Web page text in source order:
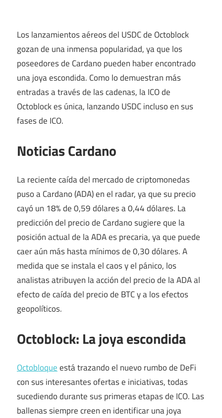
Los lanzamientos aéreos del USDC de Octoblock
gozan de una inmensa popularidad, ya que los
poseedores de Cardano pueden haber encontrado
una joya escondida. Como lo demuestran más
entradas a través de las cadenas, la ICO de
Octoblock es única, lanzando USDC incluso en sus
fases de ICO.
Noticias Cardano
La reciente caída del mercado de criptomonedas
puso a Cardano (ADA) en el radar, ya que su precio
cayó un 18% de 0,59 dólares a 0,44 dólares. La
predicción del precio de Cardano sugiere que la
posición actual de la ADA es precaria, ya que puede
caer aún más hasta mínimos de 0,30 dólares. A
medida que se instala el caos y el pánico, los
analistas atribuyen la acción del precio de la ADA al
efecto de caída del precio de BTC y a los efectos
geopolíticos.
Octoblock: La joya escondida
Octobloqueestá trazando el nuevo rumbo de DeFi
con sus interesantes ofertas e iniciativas, todas
sucediendo durante sus primeras etapas de ICO. Las
ballenas siempre creen en identificar una joya